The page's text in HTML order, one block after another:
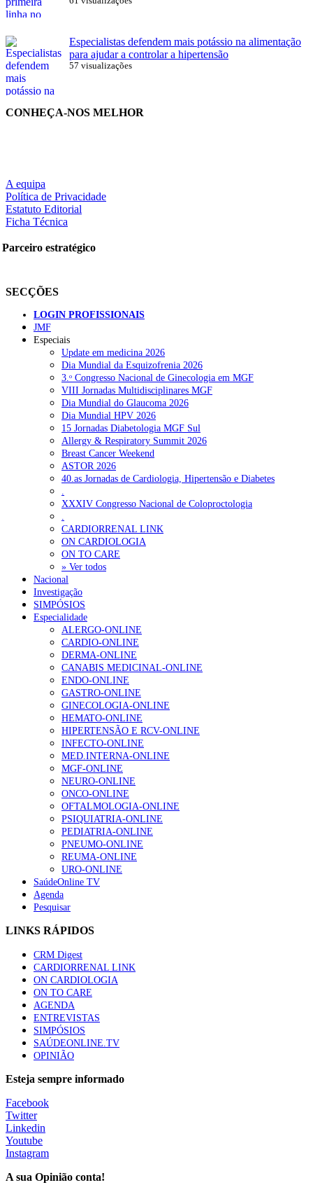
Especialistas defendem mais potássio na alimentação
para ajudar a controlar a hipertensão
57 visualizações
CONHEÇA-NOS MELHOR
A equipa
Política de Privacidade
Estatuto Editorial
Ficha Técnica
Parceiro estratégico
SECÇÕES
LOGIN PROFISSIONAIS
JMF
Especiais
Update em medicina 2026
Dia Mundial da Esquizofrenia 2026
3.ᵒ Congresso Nacional de Ginecologia em MGF
VIII Jornadas Multidisciplinares MGF
Dia Mundial do Glaucoma 2026
Dia Mundial HPV 2026
15 Jornadas Diabetologia MGF Sul
Allergy & Respiratory Summit 2026
Breast Cancer Weekend
ASTOR 2026
40.as Jornadas de Cardiologia, Hipertensão e Diabetes
XXXIV Congresso Nacional de Coloproctologia
CARDIORRENAL LINK
ON CARDIOLOGIA
ON TO CARE
» Ver todos
Nacional
Investigação
SIMPÓSIOS
Especialidade
ALERGO-ONLINE
CARDIO-ONLINE
DERMA-ONLINE
CANABIS MEDICINAL-ONLINE
ENDO-ONLINE
GASTRO-ONLINE
GINECOLOGIA-ONLINE
HEMATO-ONLINE
HIPERTENSÃO E RCV-ONLINE
INFECTO-ONLINE
MED.INTERNA-ONLINE
MGF-ONLINE
NEURO-ONLINE
ONCO-ONLINE
OFTALMOLOGIA-ONLINE
PSIQUIATRIA-ONLINE
PEDIATRIA-ONLINE
PNEUMO-ONLINE
REUMA-ONLINE
URO-ONLINE
SaúdeOnline TV
Agenda
Pesquisar
LINKS RÁPIDOS
CRM Digest
CARDIORRENAL LINK
ON CARDIOLOGIA
ON TO CARE
AGENDA
ENTREVISTAS
SIMPÓSIOS
SAÚDEONLINE.TV
OPINIÃO
Esteja sempre informado
Facebook
Twitter
Linkedin
Youtube
Instagram
A sua Opinião conta!